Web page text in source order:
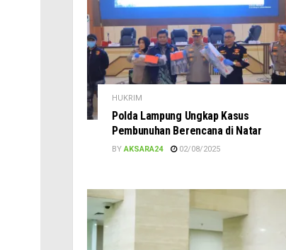
HUKRIM
Polda Lampung Ungkap Kasus
Pembunuhan Berencana di Natar
BY AKSARA24 02/08/2025